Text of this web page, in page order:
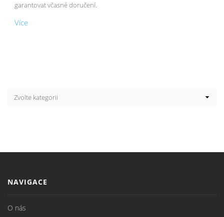
garantovat včasné doručení.
Více
NAVIGACE
O nás